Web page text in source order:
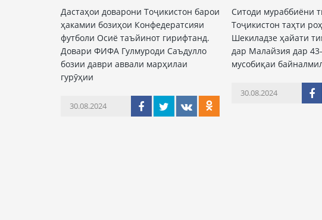
Дастаҳои доварони Тоҷикистон барои
ҳакамии бозиҳои Конфедератсияи
футболи Осиё таъйинот гирифтанд.
Довари ФИФА Гулмуроди Саъдулло
бозии даври аввали марҳилаи
гурӯҳии
30.08.2024
Ситоди мураббиёни
Тоҷикистон таҳти
Шекиладзе ҳайати
дар Малайзия дар
мусобиқаи
30.08.2024